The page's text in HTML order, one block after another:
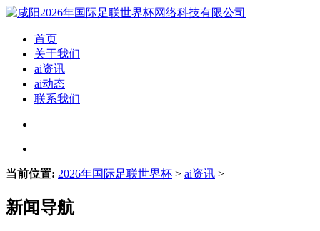
首页
关于我们
ai资讯
ai动态
联系我们
当前位置: 2026年国际足联世界杯 > ai资讯 >
新闻导航